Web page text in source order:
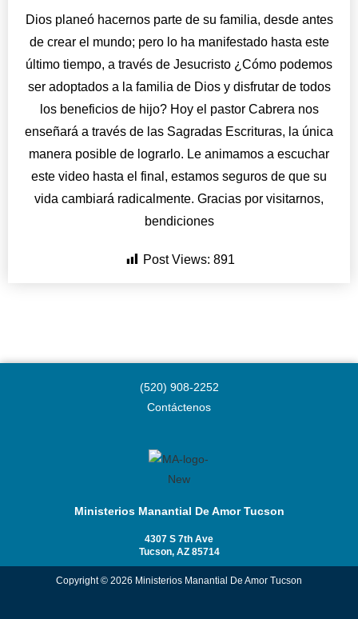
Dios planeó hacernos parte de su familia, desde antes
de crear el mundo; pero lo ha manifestado hasta este
último tiempo, a través de Jesucristo ¿Cómo podemos
ser adoptados a la familia de Dios y disfrutar de todos
los beneficios de hijo? Hoy el pastor Cabrera nos
enseñará a través de las Sagradas Escrituras, la única
manera posible de lograrlo. Le animamos a escuchar
este video hasta el final, estamos seguros de que su
vida cambiará radicalmente. Gracias por visitarnos,
bendiciones
Post Views: 891
(520) 908-2252
Contáctenos
Ministerios Manantial De Amor Tucson
4307 S 7th Ave
Tucson, AZ 85714
Copyright © 2026 Ministerios Manantial De Amor Tucson